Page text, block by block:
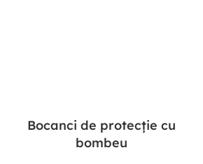
Bocanci de protecție cu
bombeu